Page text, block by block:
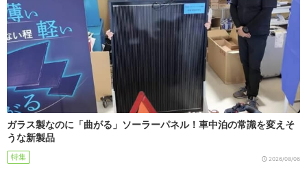
ガラス製なのに「曲がる」ソーラーパネル！車中泊の常識を変えそ
うな新製品
特集 2026/08/06